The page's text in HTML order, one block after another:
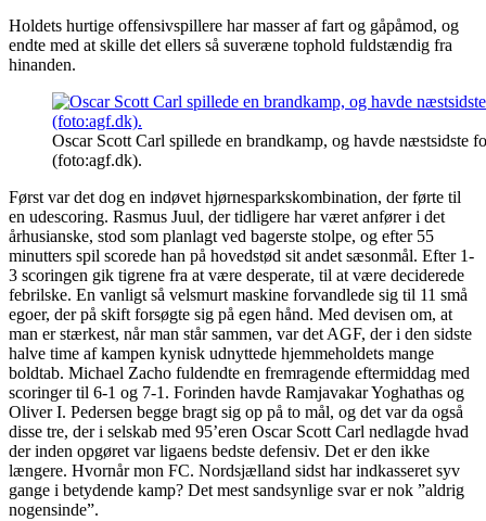
Holdets hurtige offensivspillere har masser af fart og gåpåmod, og
endte med at skille det ellers så suveræne tophold fuldstændig fra
hinanden.
Oscar Scott Carl spillede en brandkamp, og havde næstsidste
(foto:agf.dk).
Først var det dog en indøvet hjørnesparkskombination, der førte til
en udescoring. Rasmus Juul, der tidligere har været anfører i det
århusianske, stod som planlagt ved bagerste stolpe, og efter 55
minutters spil scorede han på hovedstød sit andet sæsonmål. Efter 1-
3 scoringen gik tigrene fra at være desperate, til at være deciderede
febrilske. En vanligt så velsmurt maskine forvandlede sig til 11 små
egoer, der på skift forsøgte sig på egen hånd. Med devisen om, at
man er stærkest, når man står sammen, var det AGF, der i den sidste
halve time af kampen kynisk udnyttede hjemmeholdets mange
boldtab. Michael Zacho fuldendte en fremragende eftermiddag med
scoringer til 6-1 og 7-1. Forinden havde Ramjavakar Yoghathas og
Oliver I. Pedersen begge bragt sig op på to mål, og det var da også
disse tre, der i selskab med 95’eren Oscar Scott Carl nedlagde hvad
der inden opgøret var ligaens bedste defensiv. Det er den ikke
længere. Hvornår mon FC. Nordsjælland sidst har indkasseret syv
gange i betydende kamp? Det mest sandsynlige svar er nok ”aldrig
nogensinde”.